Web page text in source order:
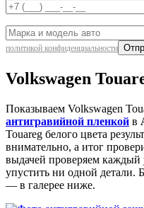
политикой конфиденциальности
Volkswagen
Показываем Volkswagen
антигравийной пленкой в
Touareg белого цвета
внимательно, а итог
выдачей проверяем каждый
упустить ни одной детали.
— в галерее ниже.